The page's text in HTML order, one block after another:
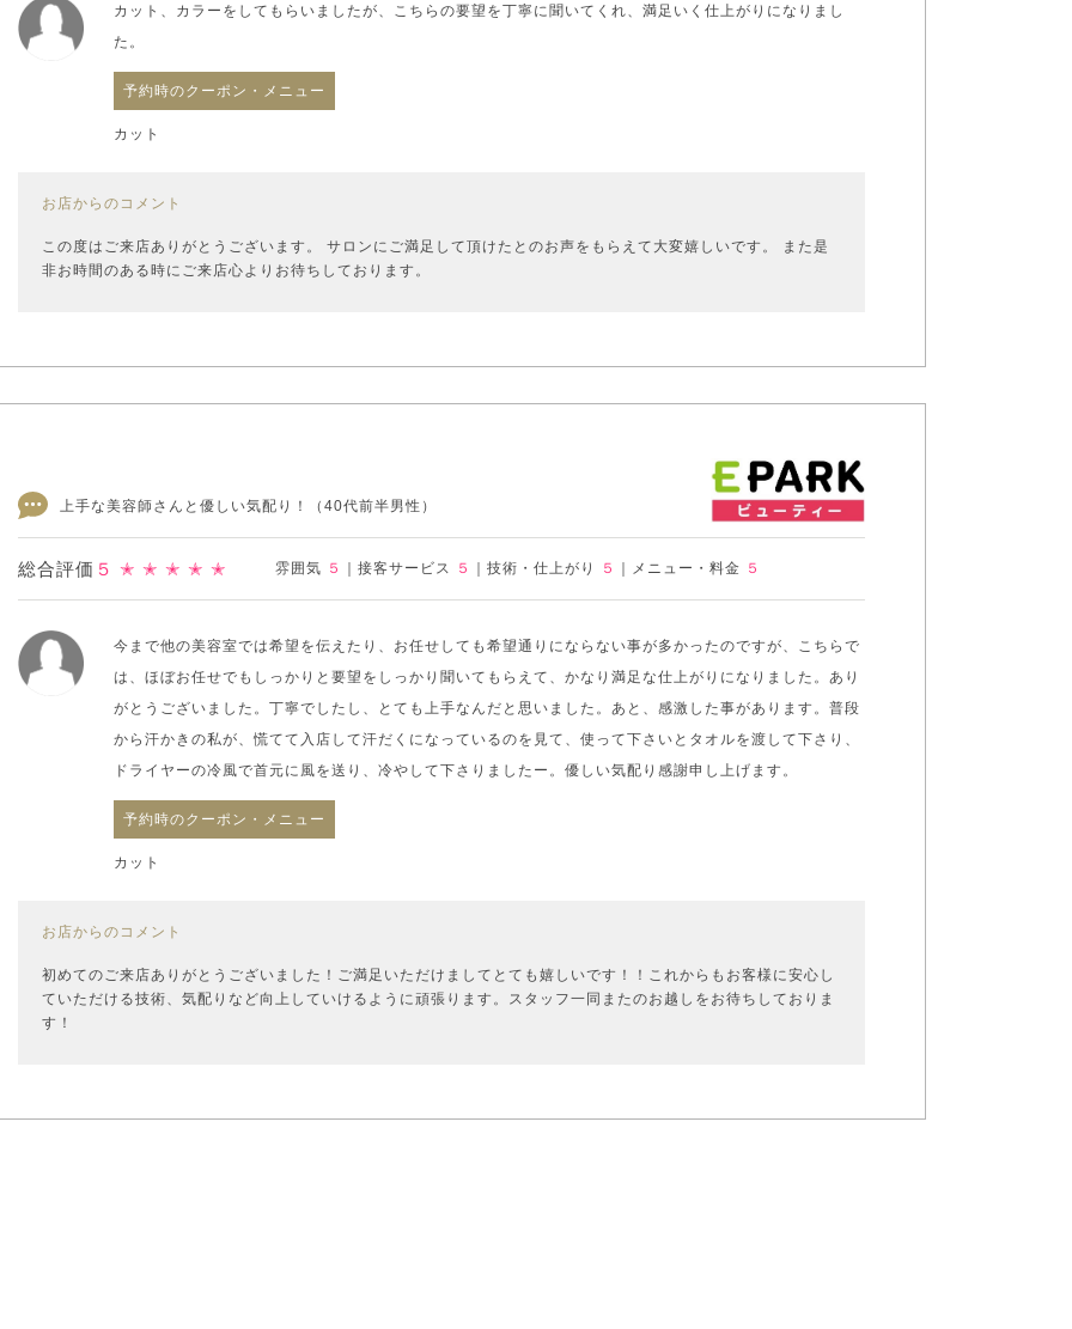
カット、カラーをしてもらいましたが、こちらの要望を丁寧に聞いてくれ、満足いく仕上がりになりまし
た。
予約時のクーポン・メニュー
カット
お店からのコメント
この度はご来店ありがとうございます。 サロンにご満足して頂けたとのお声をもらえて大変嬉しいです。 また是
非お時間のある時にご来店心よりお待ちしております。
上手な美容師さんと優しい気配り！ （40代前半男性）
総合評価 ５ ✭ ✭ ✭ ✭ ✭ 雰囲気 ５ 接客サービス ５ 技術・仕上がり ５ メニュー・料金 ５
今まで他の美容室では希望を伝えたり、お任せしても希望通りにならない事が多かったのですが、こちらで
は、ほぼお任せでもしっかりと要望をしっかり聞いてもらえて、かなり満足な仕上がりになりました。あり
がとうございました。丁寧でしたし、とても上手なんだと思いました。あと、感激した事があります。普段
から汗かきの私が、慌てて入店して汗だくになっているのを見て、使って下さいとタオルを渡して下さり、
ドライヤーの冷風で首元に風を送り、冷やして下さりましたー。優しい気配り感謝申し上げます。
予約時のクーポン・メニュー
カット
お店からのコメント
初めてのご来店ありがとうございました！ご満足いただけましてとても嬉しいです！！これからもお客様に安心し
ていただける技術、気配りなど向上していけるように頑張ります。スタッフ一同またのお越しをお待ちしておりま
す！